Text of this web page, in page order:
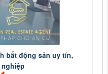
bất động sản uy tín,